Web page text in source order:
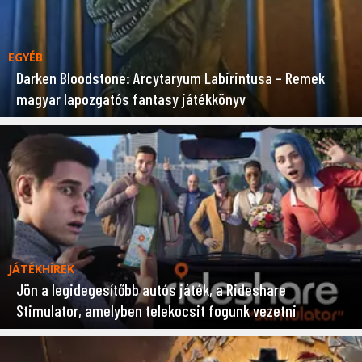
EGYÉB
Darken Bloodstone: Arcytaryum Labirintusa – Remek
magyar lapozgatós fantasy játékkönyv
JÁTÉKHÍREK
Jön a legidegesítőbb autós játék, a Rideshare
Stimulator, amelyben telekocsit fogunk vezetni